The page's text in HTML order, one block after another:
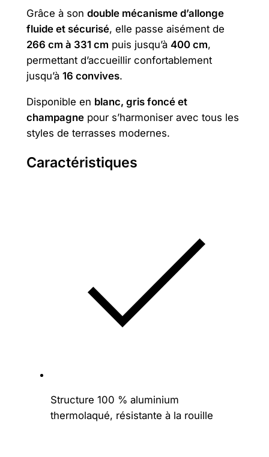
m
X
1
0
0
2
6
6
3
Grâce à son double mécanisme d’allonge
fluide et sécurisé, elle passe aisément de
266 cm à 331 cm puis jusqu’à 400 cm,
permettant d’accueillir confortablement
jusqu’à 16 convives.
Disponible en blanc, gris foncé et
champagnepour s’harmoniser avec tous les
styles de terrasses modernes.
Caractéristiques
Structure 100 % aluminium
thermolaqué, résistante à la rouille